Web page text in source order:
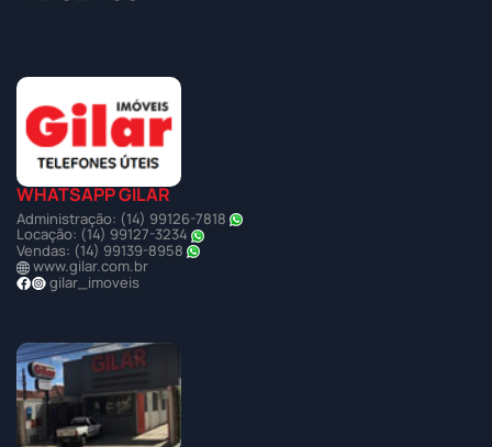
WHATSAPP GILAR
Administração: (14) 99126-7818
Locação: (14) 99127-3234
Vendas: (14) 99139-8958
www.gilar.com.br
gilar_imoveis